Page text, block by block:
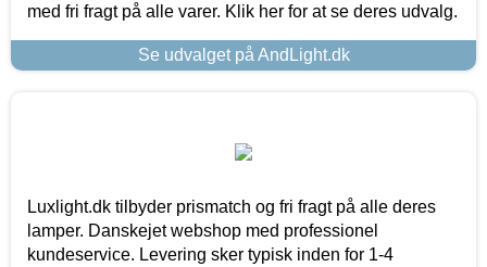
med fri fragt på alle varer. Klik her for at se deres udvalg.
Se udvalget på AndLight.dk
Luxlight.dk tilbyder prismatch og fri fragt på alle deres
lamper. Danskejet webshop med professionel
kundeservice. Levering sker typisk inden for 1-4